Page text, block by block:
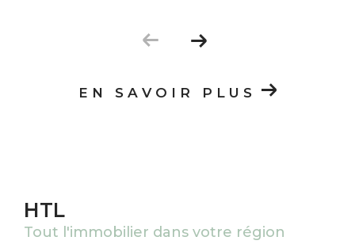
EN SAVOIR PLUS
HTL
Tout l'immobilier dans votre région